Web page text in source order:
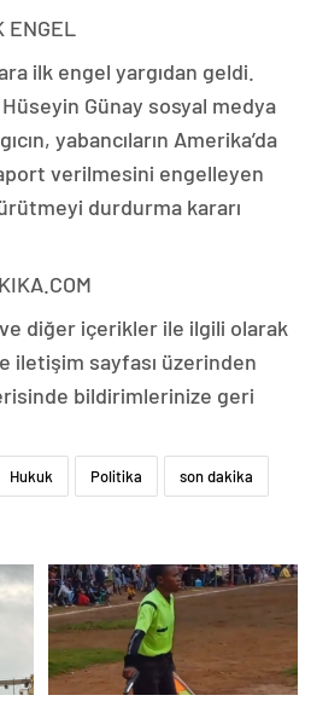
ENGEL
ilk engel yargıdan geldi.
Günay sosyal medya
yabancıların Amerika’da
verilmesini engelleyen
durdurma kararı
diğer içerikler ile ilgili olarak
iletişim sayfası üzerinden
bildirimlerinize geri
Hukuk Politika son dakika